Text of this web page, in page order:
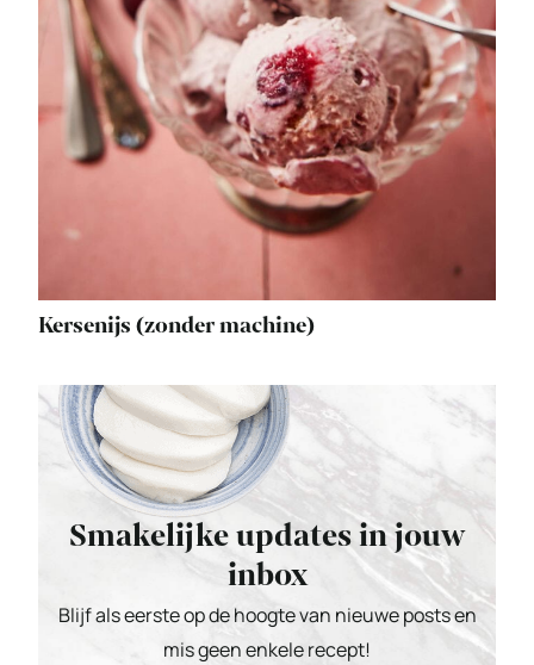
Kersenijs (zonder machine)
Smakelijke updates in jouw
inbox
Blijf als eerste op de hoogte van nieuwe posts en
mis geen enkele recept!